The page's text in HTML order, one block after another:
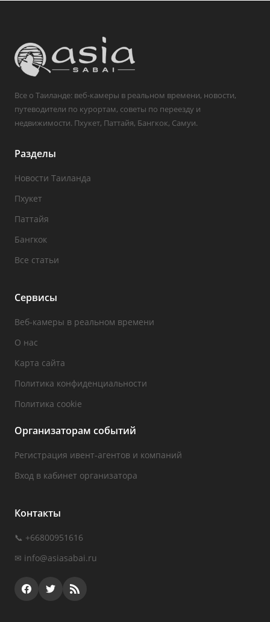
Все о Таиланде: веб-камеры в реальном времени, новости,
путеводители по курортам, советы по переезду и
недвижимости. Пхукет, Паттайя, Бангкок, Самуи.
Разделы
Новости Таиланда
Пхукет
Паттайя
Бангкок
Все статьи
Сервисы
Веб-камеры в реальном времени
О нас
Карта сайта
Политика конфиденциальности
Политика cookie
Организаторам событий
Регистрация ивент-агентов и компаний
Вход в кабинет организатора
Контакты
📞 +66800951616
✉ info@asiasabai.ru